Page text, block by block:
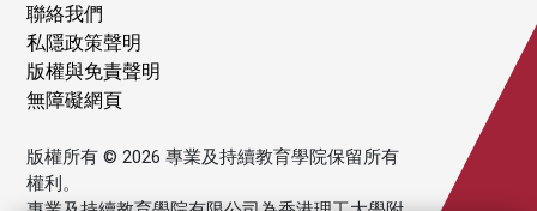
聯絡我們
私隱政策聲明
版權與免責聲明
無障礙網頁
版權所有 © 2026 專業及持續教育學院保留所有
權利。